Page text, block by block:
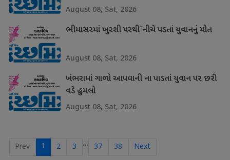
August 08, Sat, 2026
ભીમાસરમાં ખુરશી પરથી`નીચે પડતાં યુવાનનું મોત
August 08, Sat, 2026
ખંભરામાં ગાળો આપવાની ના પાડતાં યુવાન પર છરી
વડે હુમલો
August 08, Sat, 2026
Prev 1 2 3 … 37 38 Next